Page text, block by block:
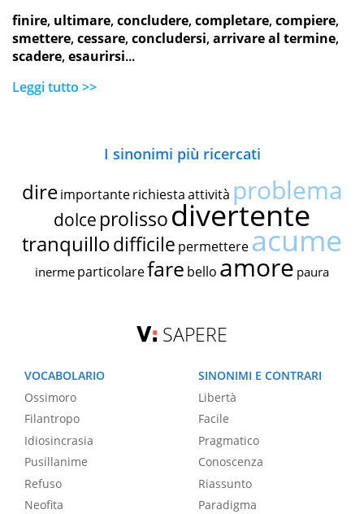
finire, ultimare,concludere,completare,compiere,
smettere,cessare,concludersi,arrivare al termine,
scadere,esaurirsi...
Leggi tutto >>
I sinonimi più ricercati
dire importante richiestaattività problema
dolce prolissodivertente
tranquillodifficile permettereacume
inerme particolarefare bello amore paura
SAPERE
VOCABOLARIO
Ossimoro
Filantropo
Idiosincrasia
Pusillanime
Refuso
Neofita
SINONIMI E CONTRARI
Libertà
Facile
Pragmatico
Conoscenza
Riassunto
Paradigma